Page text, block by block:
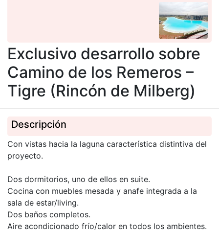
Exclusivo desarrollo sobre
Camino de los Remeros –
Tigre (Rincón de Milberg)
Descripción
Con vistas hacia la laguna característica distintiva del
proyecto.
Dos dormitorios, uno de ellos en suite.
Cocina con muebles mesada y anafe integrada a la
sala de estar/living.
Dos baños completos.
Aire acondicionado frío/calor en todos los ambientes.